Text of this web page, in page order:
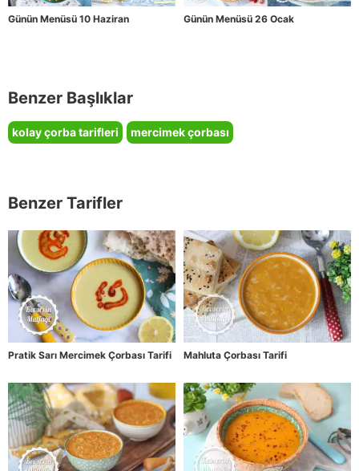
Günün Menüsü 10 Haziran Günün Menüsü 26 Ocak
Benzer Başlıklar
kolay çorba tarifleri mercimek çorbası
Benzer Tarifler
Pratik Sarı Mercimek Çorbası Tarifi Mahluta Çorbası Tarifi